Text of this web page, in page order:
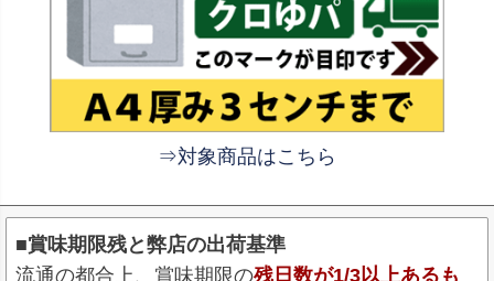
⇒対象商品はこちら
■賞味期限残と弊店の出荷基準
流通の都合上、賞味期限の残日数が1/3以上あるも